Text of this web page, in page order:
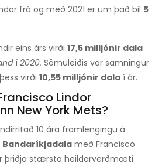
frá og með 2021 er um það bil 5
eins árs virði 17,5 milljónir dala
í 2020. Sömuleiðis var samningur
virði 10,55 milljónir dala í ár.
Lindor
New York Mets?
10 ára framlengingu á
Bandaríkjadala með Francisco
þriðja stærsta heildarverðmæti